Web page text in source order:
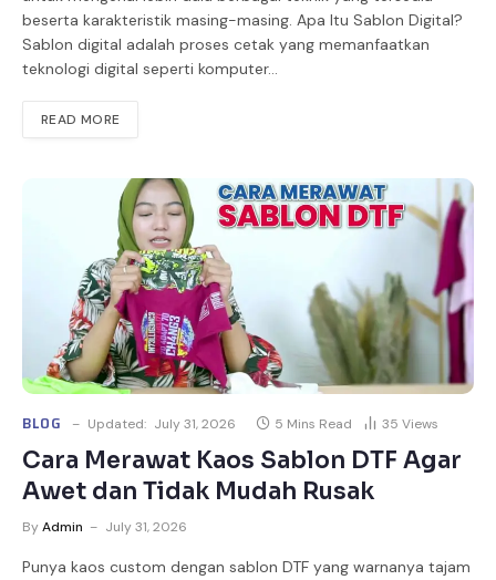
beserta karakteristik masing-masing. Apa Itu Sablon Digital?
Sablon digital adalah proses cetak yang memanfaatkan
teknologi digital seperti komputer…
READ MORE
BLOG Updated: July 31, 2026 5 Mins Read 35 Views
Cara Merawat Kaos Sablon DTF Agar
Awet dan Tidak Mudah Rusak
ByAdmin July 31, 2026
Punya kaos custom dengan sablon DTF yang warnanya tajam